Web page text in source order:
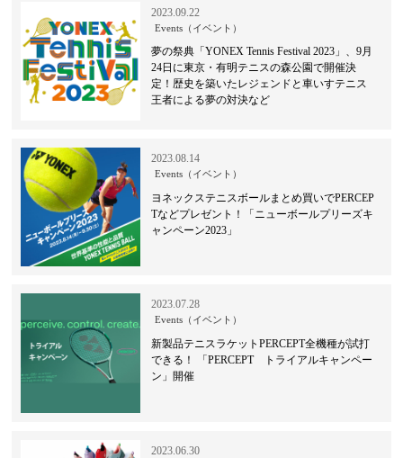
2023.09.22
Events（イベント）
夢の祭典「YONEX Tennis Festival 2023」、9月
24日に東京・有明テニスの森公園で開催決
定！歴史を築いたレジェンドと車いすテニス
王者による夢の対決など
2023.08.14
Events（イベント）
ヨネックステニスボールまとめ買いでPERCEP
Tなどプレゼント！「ニューボールプリーズキ
ャンペーン2023」
2023.07.28
Events（イベント）
新製品テニスラケットPERCEPT全機種が試打
できる！ 「PERCEPT トライアルキャンペー
ン」開催
2023.06.30